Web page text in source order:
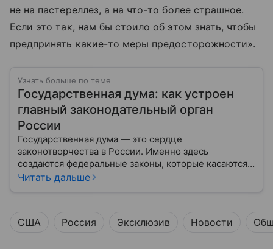
не на пастереллез, а на что-то более страшное.
Если это так, нам бы стоило об этом знать, чтобы
предпринять какие-то меры предосторожности».
Узнать больше по теме
Государственная дума: как устроен
главный законодательный орган
России
Государственная дума — это сердце
законотворчества в России. Именно здесь
создаются федеральные законы, которые касаются
жизни каждого гражданина: от образования и
Читать дальше
США Россия Эксклюзив Новости